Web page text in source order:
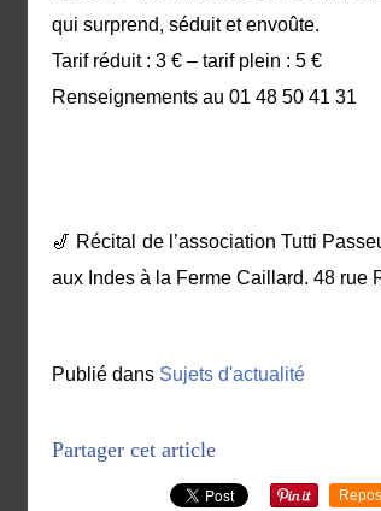
qui surprend, séduit et envoûte.
Tarif réduit : 3 € – tarif plein : 5 €
Renseignements au 01 48 50 41 31
🎷 Récital de l’association Tutti
aux Indes à la Ferme Caillard. 48 rue
Publié dans Sujets d'actualité
Partager cet article